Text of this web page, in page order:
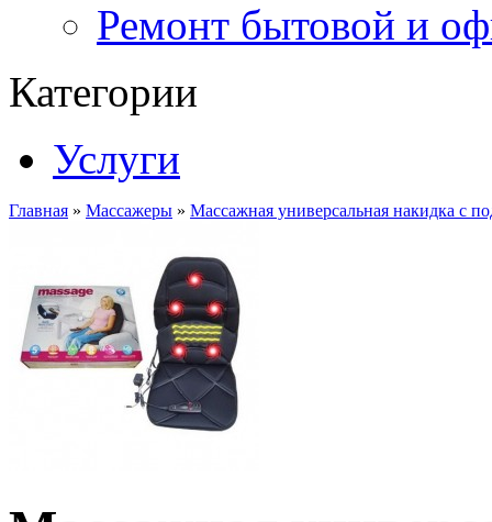
Ремонт бытовой и
Категории
Услуги
Главная » Массажеры » Массажная универсальная накидка с